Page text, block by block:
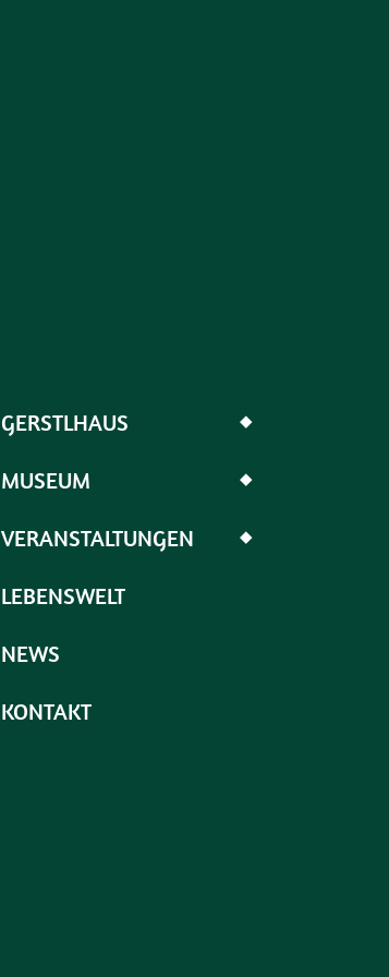
GERSTLHAUS ◆
MUSEUM ◆
VERANSTALTUNGEN ◆
LEBENSWELT
NEWS
KONTAKT